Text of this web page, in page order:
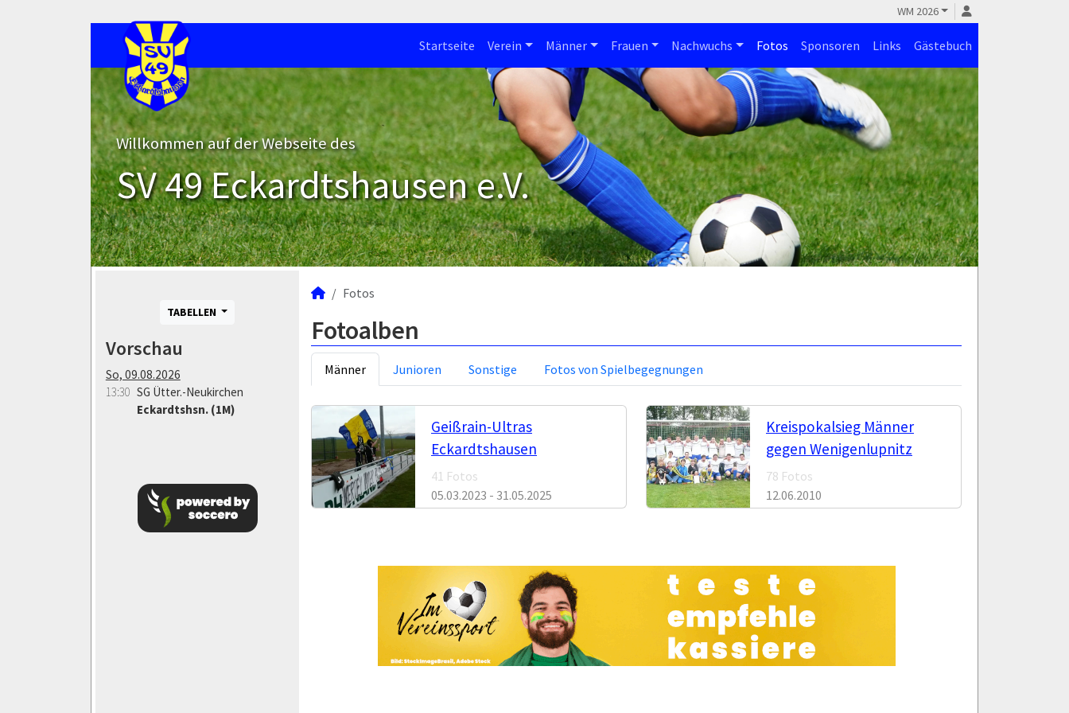
WM 2026
Startseite Verein Männer Frauen Nachwuchs Fotos Sponsoren Links Gästebuch
Willkommen auf der Webseite des
SV 49 Eckardtshausen e.V.
TABELLEN
Vorschau
So, 09.08.2026
13:30 SG Ütter.-Neukirchen
Eckardtshsn. (1M)
Fotos
Fotoalben
Männer Junioren Sonstige Fotos von Spielbegegnungen
Geißrain-Ultras
Eckardtshausen
41 Fotos
05.03.2023 - 31.05.2025
Kreispokalsieg Männer
gegen Wenigenlupnitz
78 Fotos
12.06.2010